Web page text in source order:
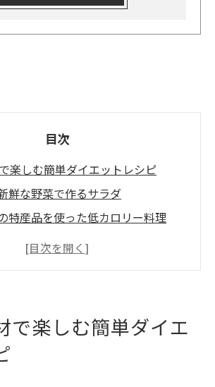
目次
楽しむ簡単ダイエットレシピ
鮮な野菜で作るサラダ
特産品を使った低カロリー料理
れるフルーツを使ったデザート
品を使用した健康的な食事の秘訣
をダイエットに取り入れる方法
で楽しむ簡単ダイエ